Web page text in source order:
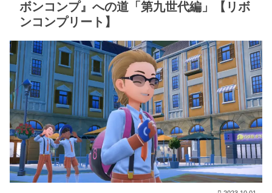
ボンコンプ』への道「第九世代編」【リボ
ンコンプリート】